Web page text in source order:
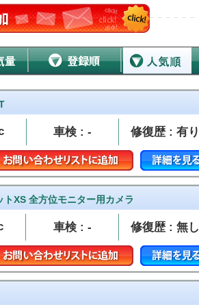
車検 : - 修復歴 : 有り
トXS 全方位モニター用カメラ
車検 : - 修復歴 : 無し